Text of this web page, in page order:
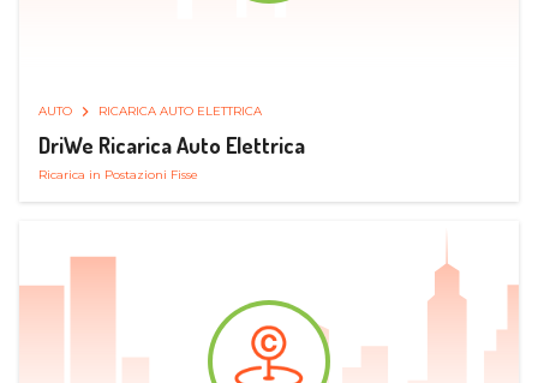
AUTO RICARICA AUTO ELETTRICA
DriWe Ricarica Auto Elettrica
Ricarica in Postazioni Fisse